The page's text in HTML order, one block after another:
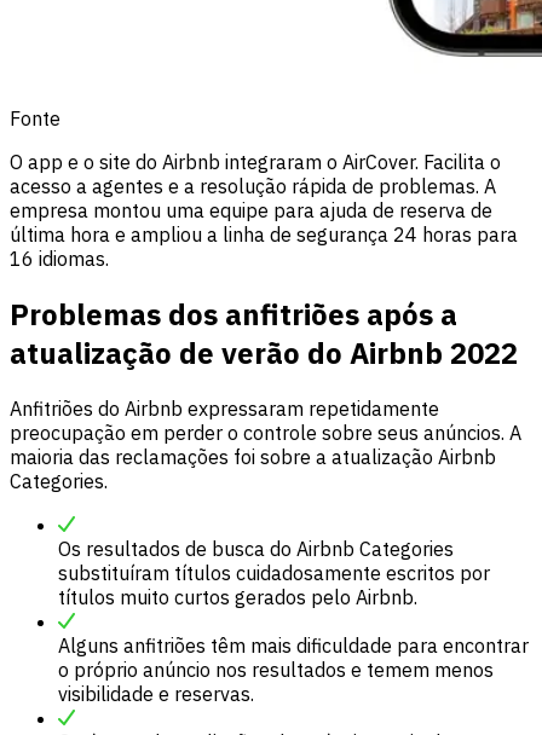
Fonte
O app e o site do Airbnb integraram o AirCover. Facilita o
acesso a agentes e a resolução rápida de problemas. A
empresa montou uma equipe para ajuda de reserva de
última hora e ampliou a linha de segurança 24 horas para
16 idiomas.
Problemas dos anfitriões após a
atualização de verão do Airbnb 2022
Anfitriões do Airbnb expressaram repetidamente
preocupação em perder o controle sobre seus anúncios. A
maioria das reclamações foi sobre a atualização Airbnb
Categories.
Os resultados de busca do Airbnb Categories
substituíram títulos cuidadosamente escritos por
títulos muito curtos gerados pelo Airbnb.
Alguns anfitriões têm mais dificuldade para encontrar
o próprio anúncio nos resultados e temem menos
visibilidade e reservas.